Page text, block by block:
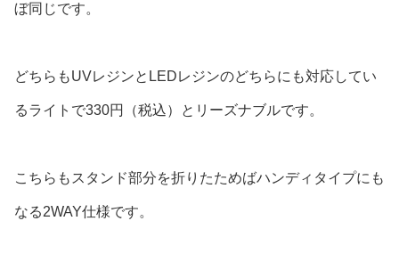
ぼ同じです。
どちらもUVレジンとLEDレジンのどちらにも対応してい
るライトで330円（税込）とリーズナブルです。
こちらもスタンド部分を折りたためばハンディタイプにも
なる2WAY仕様です。